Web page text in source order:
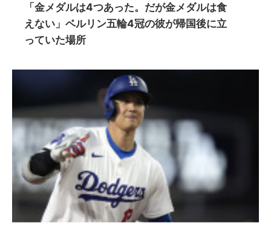
「金メダルは4つあった。だが金メダルは食
えない」ベルリン五輪4冠の彼が帰国後に立
っていた場所